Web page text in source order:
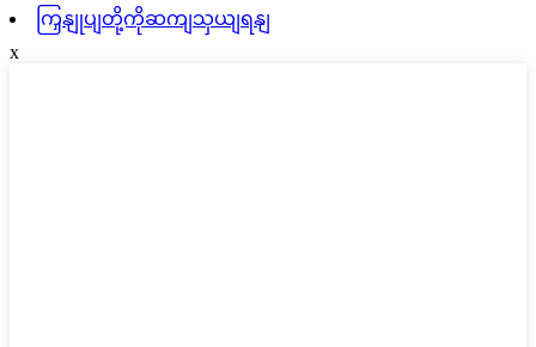
ကြှနျုပျတို့ကိုဆကျသှယျရနျ
x